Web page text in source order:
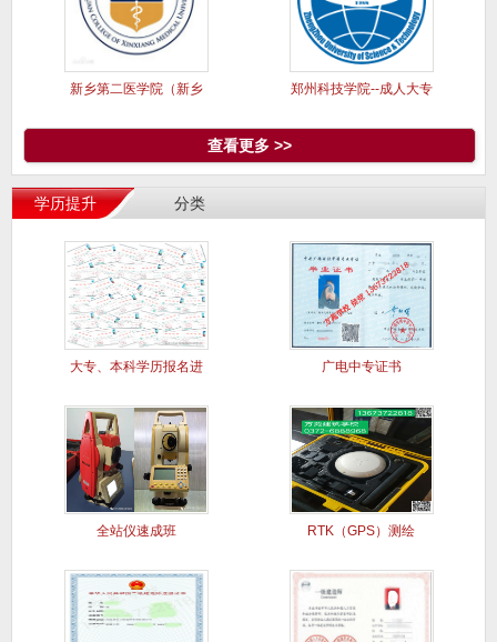
新乡第二医学院（新乡 郑州科技学院--成人大专
查看更多 >>
学历提升 分类
大专、本科学历报名进 广电中专证书
全站仪速成班 RTK（GPS）测绘